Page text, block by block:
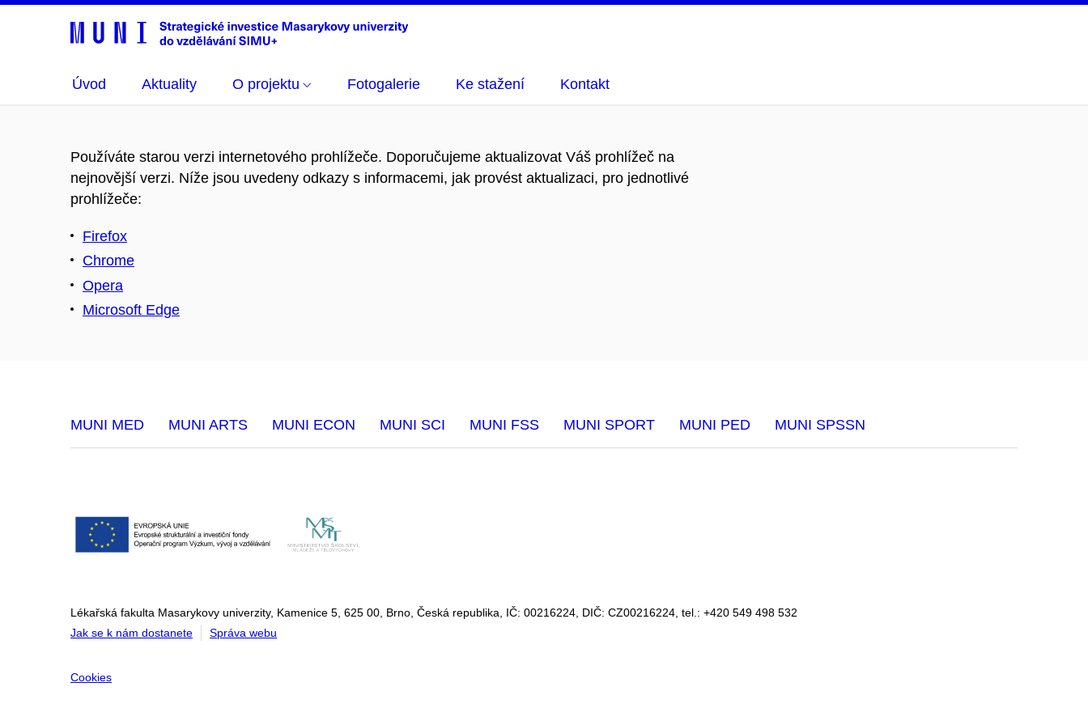
Úvod Aktuality O projektu Fotogalerie Ke stažení Kontakt
Používáte starou verzi internetového prohlížeče. Doporučujeme aktualizovat Váš prohlížeč na
nejnovější verzi. Níže jsou uvedeny odkazy s informacemi, jak provést aktualizaci, pro jednotlivé
prohlížeče:
Firefox
Chrome
Opera
Microsoft Edge
MUNI MED MUNI ARTS MUNI ECON MUNI SCI MUNI FSS MUNI SPORT MUNI PED MUNI SPSSN
Lékařská fakulta Masarykovy univerzity, Kamenice 5, 625 00, Brno, Česká republika, IČ: 00216224 , DIČ: CZ00216224 , tel.: +420 549 498 532
Jak se k nám dostanete
Správa webu
Cookies